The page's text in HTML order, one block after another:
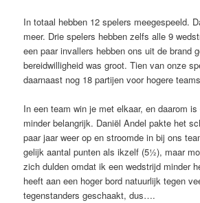
In totaal hebben 12 spelers meegespeeld.
meer. Drie spelers hebben zelfs alle 9
een paar invallers hebben ons uit de brand
bereidwilligheid was groot. Tien van onze
daarnaast nog 18 partijen voor hogere
In een team win je met elkaar, en daarom
minder belangrijk. Daniël Andel pakte het
paar jaar weer op en stroomde in bij ons
gelijk aantal punten als ikzelf (5½), maar
zich dulden omdat ik een wedstrijd minder
heeft aan een hoger bord natuurlijk tegen
tegenstanders geschaakt, dus….